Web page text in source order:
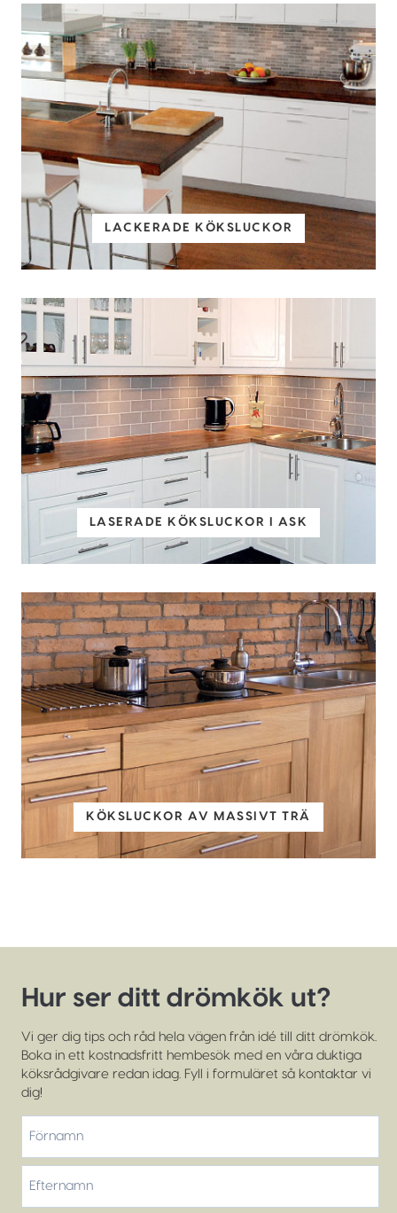
LACKERADE KÖKSLUCKOR
LASERADE KÖKSLUCKOR I ASK
KÖKSLUCKOR AV MASSIVT TRÄ
Hur ser ditt drömkök ut?
Vi ger dig tips och råd hela vägen från idé till ditt drömkök.
Boka in ett kostnadsfritt hembesök med en våra duktiga
köksrådgivare redan idag. Fyll i formuläret så kontaktar vi
dig!